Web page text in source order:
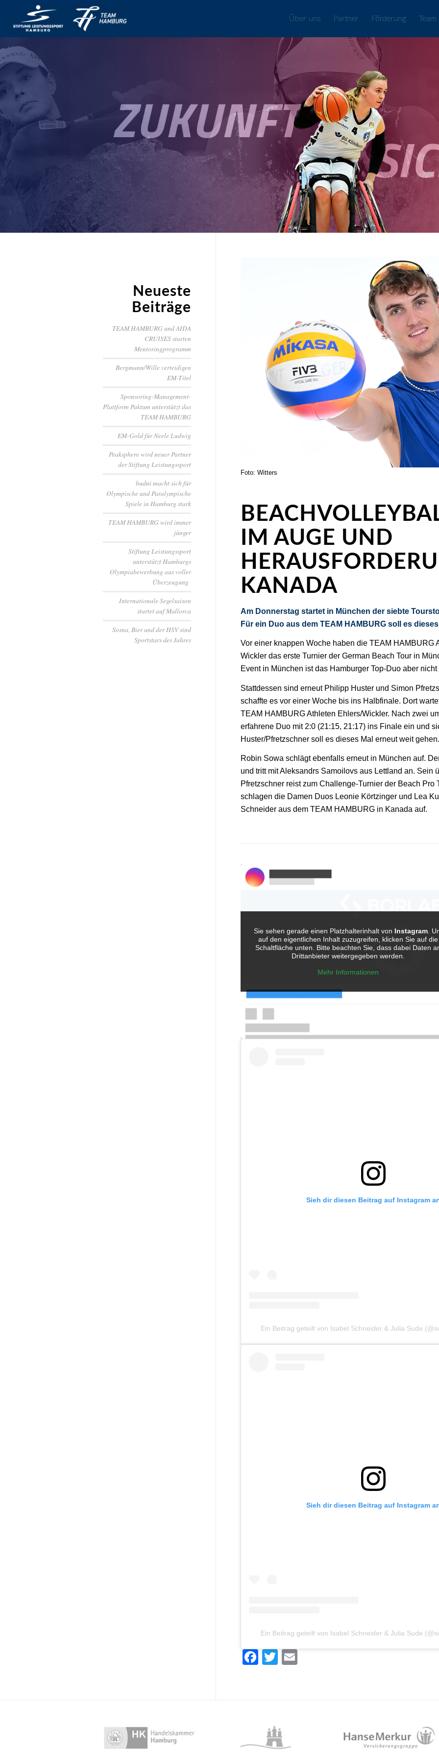
Über uns Partner Förderung
Foto: Witters
IM AUGE UND
KANADA
Am Donnerstag startet in München der siebte
Für ein Duo aus dem TEAM HAMBURG soll es
Vor einer knappen Woche haben die TEAM HAMBURG
Wickler das erste Turnier der German Beach Tour in
Event in München ist das Hamburger Top-Duo aber
Stattdessen sind erneut Philipp Huster und Simon
schaffte es vor einer Woche bis ins Halbfinale. Dort
TEAM HAMBURG Athleten Ehlers/Wickler. Nach zwei
erfahrene Duo mit 2:0 (21:15, 21:17) ins Finale ein und
Huster/Pfretzschner soll es dieses Mal erneut weit gehen.
Robin Sowa schlägt ebenfalls erneut in München auf.
und tritt mit Aleksandrs Samoilovs aus Lettland an. Sein
Pfretzschner reist zum Challenge-Turnier der Beach Pro
schlagen die Damen Duos Leonie Körtzinger und Lea
Schneider aus dem TEAM HAMBURG in Kanada auf.
Sie sehen gerade einen Platzhalterinhalt von Instagram .
auf den eigentlichen Inhalt zuzugreifen, klicken Sie auf die
Schaltfläche unten. Bitte beachten Sie, dass dabei Daten
Drittanbieter weitergegeben werden.
Mehr Informationen
Sieh dir diesen Beitrag auf Instagram
Ein Beitrag geteilt von Isabel Schneider & Julia Sude
Sieh dir diesen Beitrag auf Instagram
Ein Beitrag geteilt von Isabel Schneider & Julia Sude
Facebook
Twitter
Neueste
Beiträge
TEAM HAMBURG und AIDA
CRUISES starten
Mentoringprogramm
Bergmann/Wille verteidigen
EM-Titel
Sponsoring-Management-
Plattform Paktum unterstützt das
TEAM HAMBURG
EM-Gold für Neele Ludwig
Peaksphere wird neuer Partner
der Stiftung Leistungssport
budni macht sich für
Olympische und Paralympische
Spiele in Hamburg stark
TEAM HAMBURG wird immer
jünger
Stiftung Leistungssport
unterstützt Hamburgs
Olympiabewerbung aus voller
Überzeugung
Internationale Segelsaison
startet auf Mallorca
Sosna, Bier und der HSV sind
Sportstars des Jahres